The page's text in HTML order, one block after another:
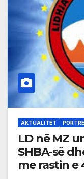
AKTUALITET
LD në MZ
SHBA-së
me rastin e